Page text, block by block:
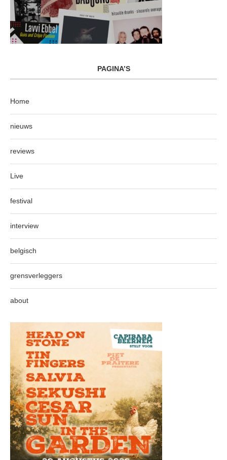
PAGINA’S
Home
nieuws
reviews
Live
festival
interview
belgisch
grensverleggers
about